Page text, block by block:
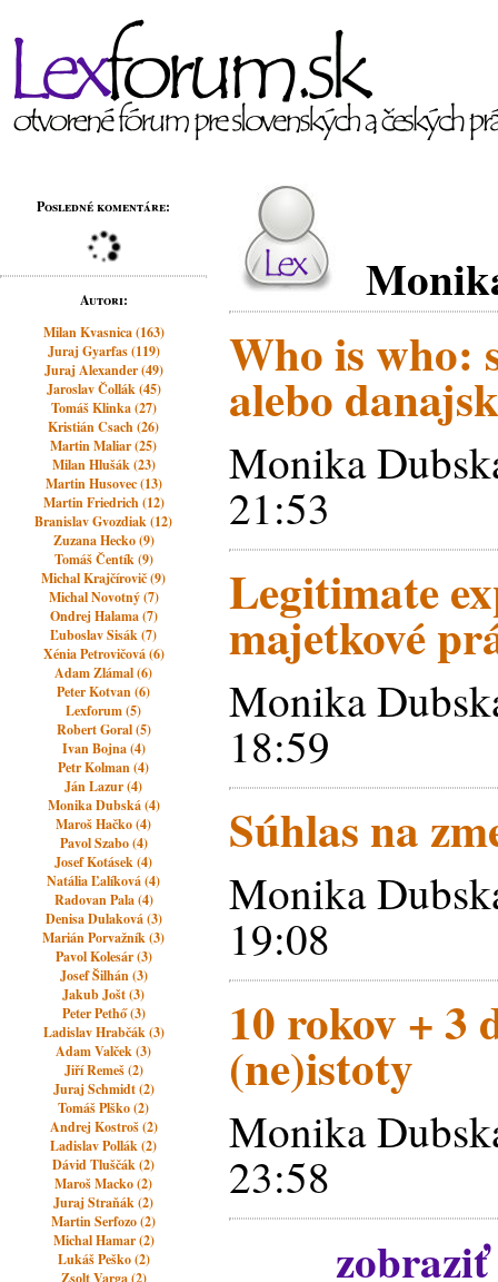
Posledné komentáre:
Autori:
Milan Kvasnica (163)
Juraj Gyarfas (119)
Juraj Alexander (49)
Jaroslav Čollák (45)
Tomáš Klinka (27)
Kristián Csach (26)
Martin Maliar (25)
Milan Hlušák (23)
Martin Husovec (13)
Martin Friedrich (12)
Branislav Gvozdiak (12)
Zuzana Hecko (9)
Tomáš Čentík (9)
Michal Krajčírovič (9)
Michal Novotný (7)
Ondrej Halama (7)
Ľuboslav Sisák (7)
Xénia Petrovičová (6)
Adam Zlámal (6)
Peter Kotvan (6)
Lexforum (5)
Robert Goral (5)
Ivan Bojna (4)
Petr Kolman (4)
Ján Lazur (4)
Monika Dubská (4)
Maroš Hačko (4)
Pavol Szabo (4)
Josef Kotásek (4)
Natália Ľalíková (4)
Radovan Pala (4)
Denisa Dulaková (3)
Marián Porvažník (3)
Pavol Kolesár (3)
Josef Šilhán (3)
Jakub Jošt (3)
Peter Pethő (3)
Ladislav Hrabčák (3)
Adam Valček (3)
Jiří Remeš (2)
Juraj Schmidt (2)
Tomáš Plško (2)
Andrej Kostroš (2)
Ladislav Pollák (2)
Dávid Tluščák (2)
Maroš Macko (2)
Juraj Straňák (2)
Martin Serfozo (2)
Michal Hamar (2)
Lukáš Peško (2)
Zsolt Varga (2)
Who is who:
alebo
Monika
21:53
Legitimate
majetkové
Monika
18:59
Súhlas na
Monika
19:08
10 rokov + 3
(ne)istoty
Monika
23:58